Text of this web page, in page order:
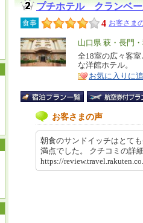
プチホテル クランベ
食事 4 お客さま
エ
リ
ア
山口県 萩・長門
特
徴
全18室の広々客
な洋館ホテル。
お気に入りに
お客さまの声
朝食のサンドイッチはとて
満点でした。 クチコミの
https://